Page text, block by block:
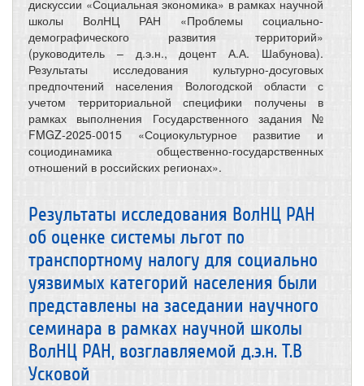
дискуссии «Социальная экономика» в рамках научной
школы ВолНЦ РАН «Проблемы социально-
демографического развития территорий»
(руководитель – д.э.н., доцент А.А. Шабунова).
Результаты исследования культурно-досуговых
предпочтений населения Вологодской области с
учетом территориальной специфики получены в
рамках выполнения Государственного задания №
FMGZ-2025-0015 «Социокультурное развитие и
социодинамика общественно-государственных
отношений в российских регионах».
Результаты исследования ВолНЦ РАН
об оценке системы льгот по
транспортному налогу для социально
уязвимых категорий населения были
представлены на заседании научного
семинара в рамках научной школы
ВолНЦ РАН, возглавляемой д.э.н. Т.В
Усковой